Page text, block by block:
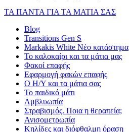
ΤΑ ΠΑΝΤΑ ΓΙΑ ΤΑ ΜΑΤΙΑ ΣΑΣ
Blog
Transitions Gen S
Markakis White Νέο κατάστημα
Το καλοκαίρι και τα μάτια μας
Φακοί επαφής
Εφαρμογή φακών επαφής
Ο Η/Υ και τα μάτια σας
Το παιδικό μάτι
Αμβλυωπία
Στραβισμός. Ποια η θεραπεία;
Ανισομετρωπία
Κηλίδες και διόφθαλμη όραση